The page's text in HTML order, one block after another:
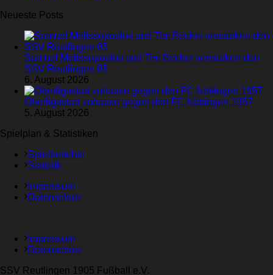
Neueste Posts
Samuel Melissopoulos und Tim Becker verstärken den
SSV Reutlingen 05
6. August 2026
Oberligastart zuhause gegen den FC Nöttingen 1957
5. August 2026
Spielplan & Statistiken
Spielberichte
Statistik
Impressum
Datenschutz
Impressum
Datenschutz
SSV Reutlingen 1905 Fußball e.V.